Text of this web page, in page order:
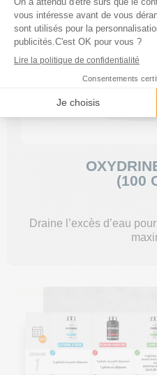
(100
Draine l’excès d’eau